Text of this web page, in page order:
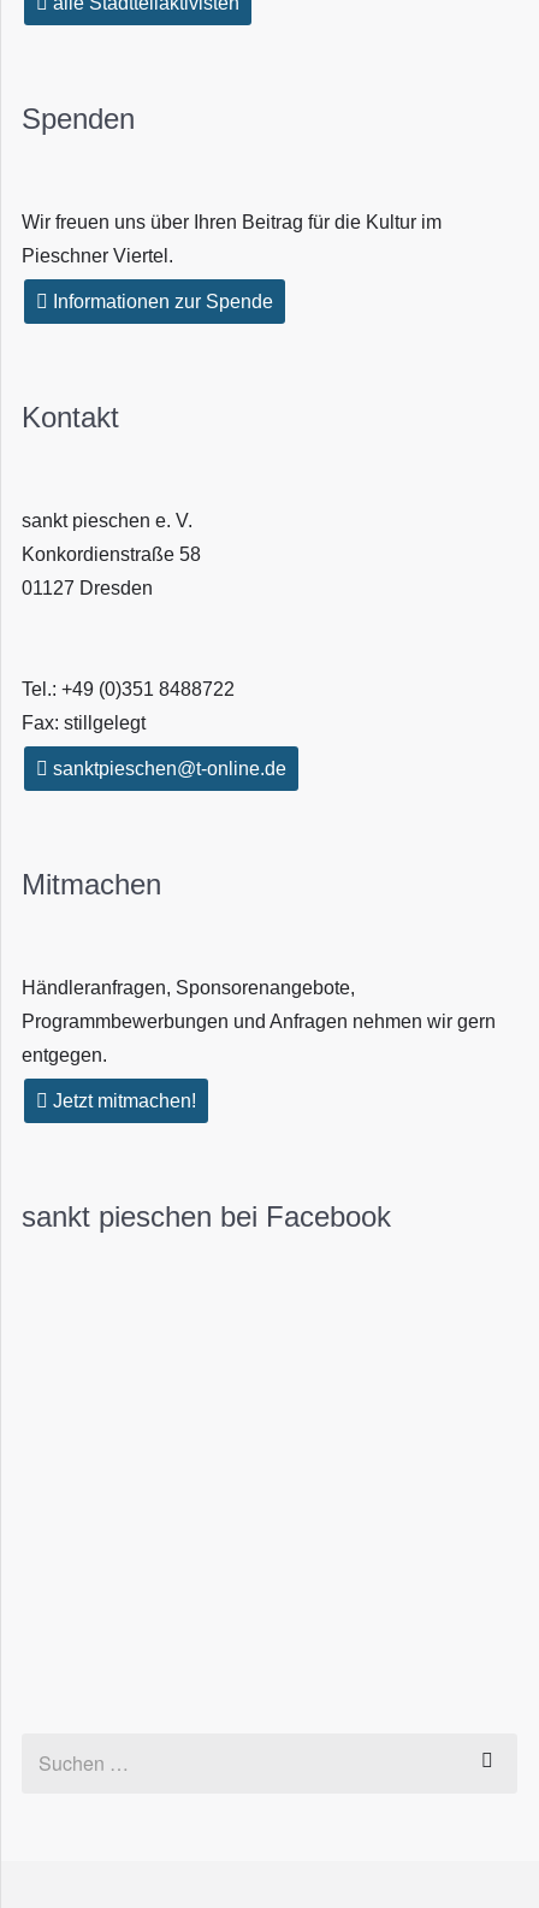
Spenden
Wir freuen uns über Ihren Beitrag für die Kultur im
Pieschner Viertel.
Informationen zur Spende
Kontakt
sankt pieschen e. V.
Konkordienstraße 58
01127 Dresden
Tel.: +49 (0)351 8488722
Fax: stillgelegt
sanktpieschen@t-online.de
Mitmachen
Händleranfragen, Sponsorenangebote,
Programmbewerbungen und Anfragen nehmen wir gern
entgegen.
Jetzt mitmachen!
sankt pieschen bei Facebook